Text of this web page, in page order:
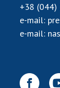
+38
e-mail:
e-mail: